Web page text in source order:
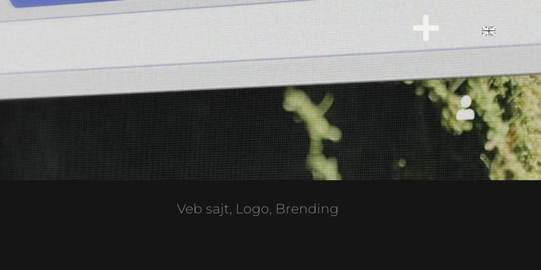
Veb sajt, Logo, Brending